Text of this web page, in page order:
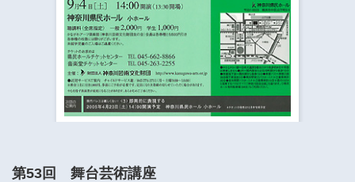
・ 神奈川県民ホールの取り組み
第53回 舞台芸術講座